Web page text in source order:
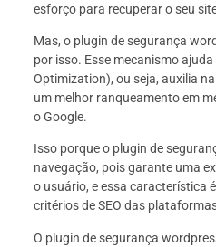
esforço para recuperar o seu
Mas, o plugin de segurança
por isso. Esse mecanismo ajuda
Optimization), ou seja, auxilia
um melhor ranqueamento em
o Google.
Isso porque o plugin de
navegação, pois garante uma
o usuário, e essa característica
critérios de SEO das
O plugin de segurança